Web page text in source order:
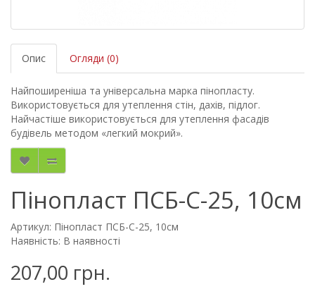
Опис Огляди (0)
Найпоширеніша та універсальна марка пінопласту.
Використовується для утеплення стін, дахів, підлог.
Найчастіше використовується для утеплення фасадів
будівель методом «легкий мокрий».
Пінопласт ПСБ-С-25, 10см
Артикул: Пінопласт ПСБ-С-25, 10см
Наявність: В наявності
207,00 грн.